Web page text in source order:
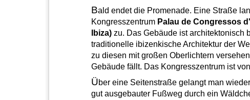
Bald endet die Promenade. Eine Straße
Kongresszentrum Palau de Congressos
Ibiza)zu. Das Gebäude ist architektonisch
traditionelle ibizenkische Architektur der
zu diesen mit großen Oberlichtern
Gebäude fällt. Das Kongresszentrum ist
Über eine Seitenstraße gelangt man
gut ausgebauter Fußweg durch ein